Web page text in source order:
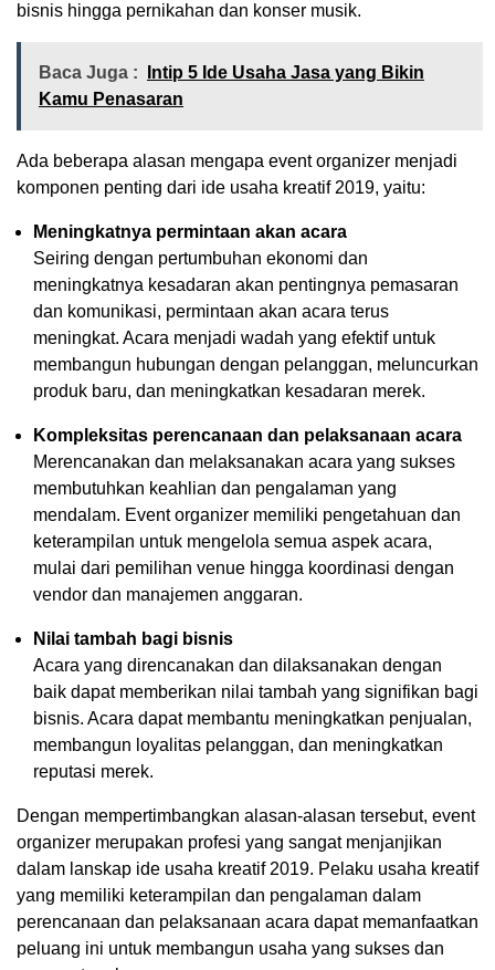
bisnis hingga pernikahan dan konser musik.
Baca Juga :
Intip 5 Ide Usaha Jasa yang Bikin
Kamu Penasaran
Ada beberapa alasan mengapa event organizer menjadi
komponen penting dari ide usaha kreatif 2019, yaitu:
Meningkatnya permintaan akan acara
Seiring dengan pertumbuhan ekonomi dan
meningkatnya kesadaran akan pentingnya pemasaran
dan komunikasi, permintaan akan acara terus
meningkat. Acara menjadi wadah yang efektif untuk
membangun hubungan dengan pelanggan, meluncurkan
produk baru, dan meningkatkan kesadaran merek.
Kompleksitas perencanaan dan pelaksanaan acara
Merencanakan dan melaksanakan acara yang sukses
membutuhkan keahlian dan pengalaman yang
mendalam. Event organizer memiliki pengetahuan dan
keterampilan untuk mengelola semua aspek acara,
mulai dari pemilihan venue hingga koordinasi dengan
vendor dan manajemen anggaran.
Nilai tambah bagi bisnis
Acara yang direncanakan dan dilaksanakan dengan
baik dapat memberikan nilai tambah yang signifikan bagi
bisnis. Acara dapat membantu meningkatkan penjualan,
membangun loyalitas pelanggan, dan meningkatkan
reputasi merek.
Dengan mempertimbangkan alasan-alasan tersebut, event
organizer merupakan profesi yang sangat menjanjikan
dalam lanskap ide usaha kreatif 2019. Pelaku usaha kreatif
yang memiliki keterampilan dan pengalaman dalam
perencanaan dan pelaksanaan acara dapat memanfaatkan
peluang ini untuk membangun usaha yang sukses dan